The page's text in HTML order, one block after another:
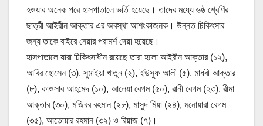
হওয়ার অনেক পরে হাসপাতালে ভর্তি হয়েছে। তাদের মধ্যে ৬ষ্ঠ শ্রেণির
ছাত্রী আইরীন আক্তার এর অবস্থা আশংকাজনক। উন্নত চিকিৎসার
জন্য তাকে বাইরে নেয়ার পরামর্শ দেয়া হয়েছে।
হাসপাতালে যারা চিকিৎসাধীন রয়েছে তারা হলো আইরীন আক্তার (১২),
আবির হোসেন (৩), সুমাইয়া খাতুন (২), ইউসুফ আলী (৫), মাধবী আক্তার
(৮), কাওসার আহমেদ (১০), আলেয়া বেগম (৫০), রানী বেগম (২৩), রীমা
আক্তার (৩০), মজিবর রহমান (২৮), মাসুদ মিয়া (২৪), মনোয়ারা বেগম
(৩৫), আতোয়ার রহমান (৩২) ও রিয়াজ (৭)।